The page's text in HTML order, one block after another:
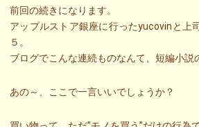
前回の続きになります。
アップルストア銀座に行ったyucovinと上
５。
ブログでこんな連続ものなんて、短編小説
あの～、ここで一言いいでしょうか？